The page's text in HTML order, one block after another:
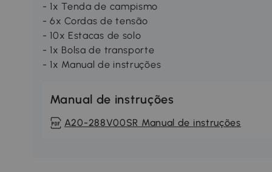
- 1x Tenda de campismo
- 6x Cordas de tensão
- 10x Estacas de solo
- 1x Bolsa de transporte
- 1x Manual de instruções
Manual de instruções
A20-288V00SR Manual de instruções